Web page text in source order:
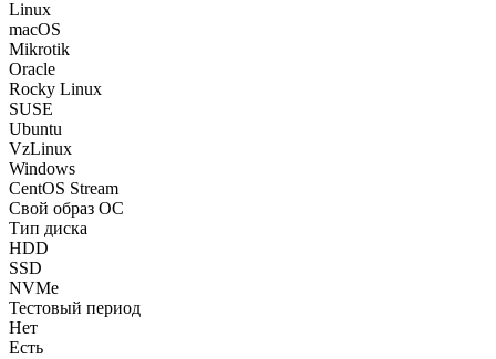
Linux
macOS
Mikrotik
Oracle
Rocky Linux
SUSE
Ubuntu
VzLinux
Windows
CentOS Stream
Свой образ ОС
Тип диска
HDD
SSD
NVMe
Тестовый период
Нет
Есть